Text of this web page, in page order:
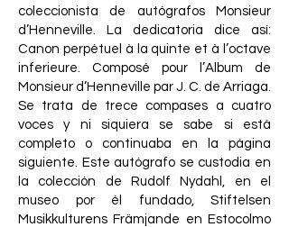
coleccionista de autógrafos Monsieur
d’Henneville. La dedicatoria dice así:
Canon perpétuel à la quinte et à l’octave
inferieure. Composé pour l’Album de
Monsieur d’Henneville par J. C. de Arriaga.
Se trata de trece compases a cuatro
voces y ni siquiera se sabe si está
completo o continuaba en la página
siguiente. Este autógrafo se custodia en
la colección de Rudolf Nydahl, en el
museo por él fundado, Stiftelsen
Musikkulturens Främjande en Estocolmo